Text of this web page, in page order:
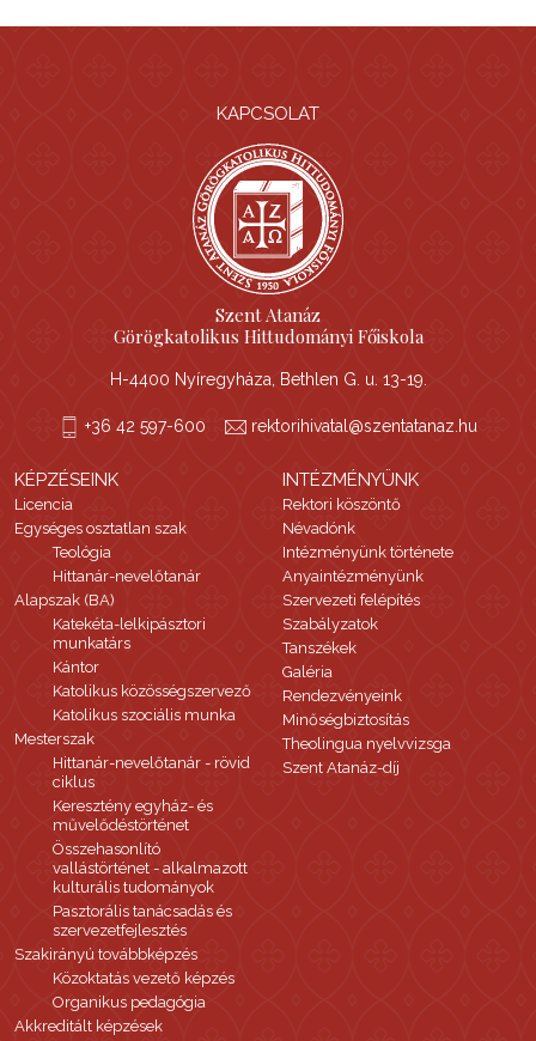
KAPCSOLAT
Szent Atanáz
Görögkatolikus Hittudományi Főiskola
H-4400 Nyíregyháza, Bethlen G. u. 13-19.
+36 42 597-600 rektorihivatal@szentatanaz.hu
KÉPZÉSEINK
Licencia
Egységes osztatlan szak
Teológia
Hittanár-nevelőtanár
Alapszak (BA)
Katekéta-lelkipásztori
munkatárs
Kántor
Katolikus közösségszervező
Katolikus szociális munka
Mesterszak
Hittanár-nevelőtanár - rövid
ciklus
Keresztény egyház- és
művelődéstörténet
Összehasonlító
vallástörténet - alkalmazott
kulturális tudományok
Pasztorális tanácsadás és
szervezetfejlesztés
Szakirányú továbbképzés
Közoktatás vezető képzés
Organikus pedagógia
Akkreditált képzések
INTÉZMÉNYÜNK
Rektori köszöntő
Névadónk
Intézményünk története
Anyaintézményünk
Szervezeti felépítés
Szabályzatok
Tanszékek
Galéria
Rendezvényeink
Minőségbiztosítás
Theolingua nyelvvizsga
Szent Atanáz-díj